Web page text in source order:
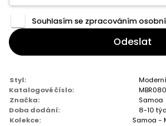
Souhlasím se zpracováním
Odeslat
Styl:
Moderní
Katalogové číslo:
MBR080
Značka:
Samoa
Doba dodání:
8-10
Kolekce:
Samoa -